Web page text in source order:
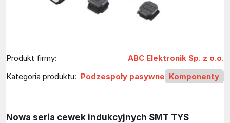
Produkt firmy:
ABC Elektronik Sp. z o.o.
Kategoria produktu: Podzespoły pasywne Komponenty
Nowa seria cewek indukcyjnych SMT TYS